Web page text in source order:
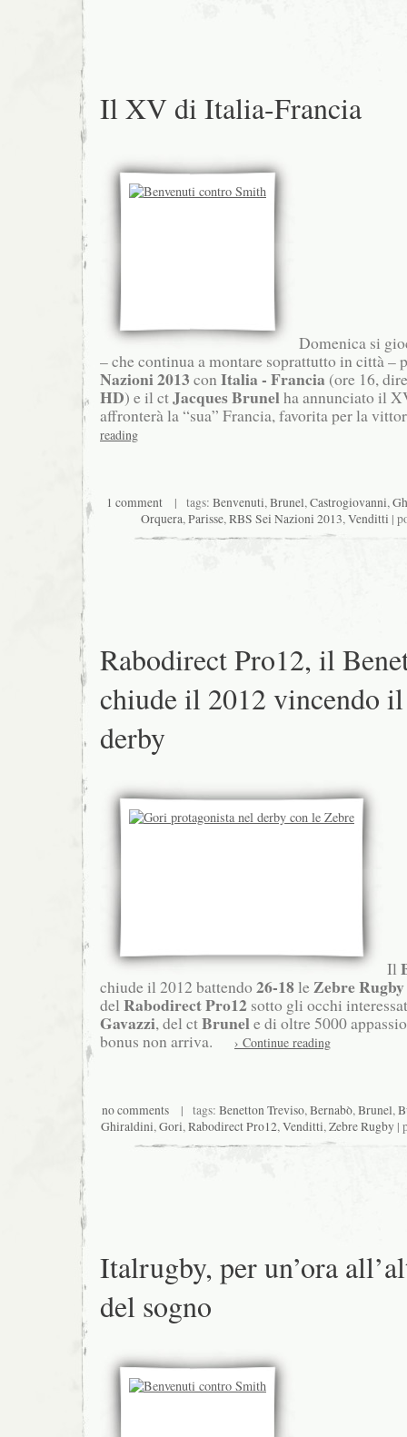
Il XV di Italia-Francia
Domenica si
– che continua a montare soprattutto in città –
Nazioni 2013 con Italia -Francia (ore 16,
HD) e il ctJacques Brunelha annunciato il
affronterà la “sua” Francia, favorita per la
reading
1 comment| tags: Benvenuti, Brunel, Castrogiovanni,
Orquera, Parisse, RBS Sei Nazioni 2013, Venditti |
Rabodirect Pro12, il
chiude il 2012 vincendo il
derby
Il
chiude il 2012 battendo 26-18leZebre Rugby
del Rabodirect Pro12 sotto gli occhi
Gavazzi, del ctBrunele di oltre 5000
bonus non arriva.
› Continue reading
no comments| tags: Benetton Treviso,Bernabò,Brunel,
Ghiraldini,Gori,Rabodirect Pro12,Venditti,Zebre Rugby|
Italrugby, per un’ora
del sogno